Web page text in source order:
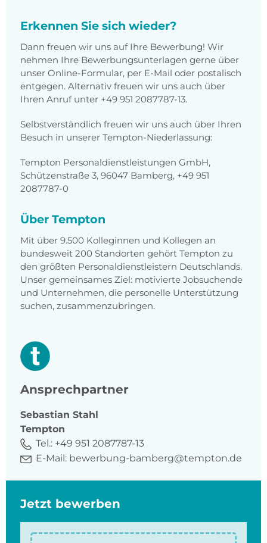
Erkennen Sie sich wieder?
Dann freuen wir uns auf Ihre Bewerbung! Wir
nehmen Ihre Bewerbungsunterlagen gerne über
unser Online-Formular, per E-Mail oder postalisch
entgegen. Alternativ freuen wir uns auch über
Ihren Anruf unter +49 951 2087787-13.
Selbstverständlich freuen wir uns auch über Ihren
Besuch in unserer Tempton-Niederlassung:
Tempton Personaldienstleistungen GmbH,
Schützenstraße 3, 96047 Bamberg, +49 951
2087787-0
Über Tempton
Mit über 9.500 Kolleginnen und Kollegen an
bundesweit 200 Standorten gehört Tempton zu
den größten Personaldienstleistern Deutschlands.
Unser gemeinsames Ziel: motivierte Jobsuchende
und Unternehmen, die personelle Unterstützung
suchen, zusammenzubringen.
Ansprechpartner
Sebastian Stahl
Tempton
Tel.: +49 951 2087787-13
E-Mail: bewerbung-bamberg@tempton.de
Jetzt bewerben